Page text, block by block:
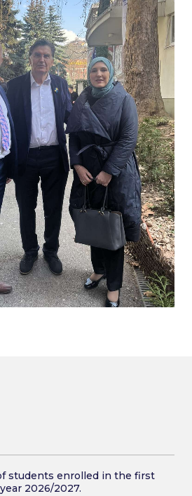
students enrolled in the first
2026/2027.